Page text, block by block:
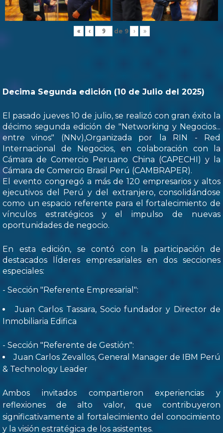
« ‹ de 9 › »
Decima Segunda edición (10 de Julio del 2025)
El pasado jueves 10 de julio, se realizó con gran éxito la
décimo segunda edición de "Networking y Negocios...
entre vinos" (NNv),Organizada por la RIN - Red
Internacional de Negocios, en colaboración con la
Cámara de Comercio Peruano China (CAPECHI) y la
Cámara de Comercio Brasil Perú (CAMBRAPER).
El evento congregó a más de 120 empresarios y altos
ejecutivos del Perú y del extranjero, consolidándose
como un espacio referente para el fortalecimiento de
vínculos estratégicos y el impulso de nuevas
oportunidades de negocio.
En esta edición, se contó con la participación de
destacados lÍderes empresariales en dos secciones
especiales:
- Sección "Referente Empresarial":
Juan Carlos Tassara, Socio fundador y Director de
Inmobiliaria Edifica
- Sección "Referente de Gestión":
Juan Carlos Zevallos, General Manager de IBM Perú
& Technology Leader
Ambos invitados compartieron experiencias y
reflexiones de alto valor, que contribuyeron
significativamente al fortalecimiento del conocimiento
y la visión estratégica de los asistentes.